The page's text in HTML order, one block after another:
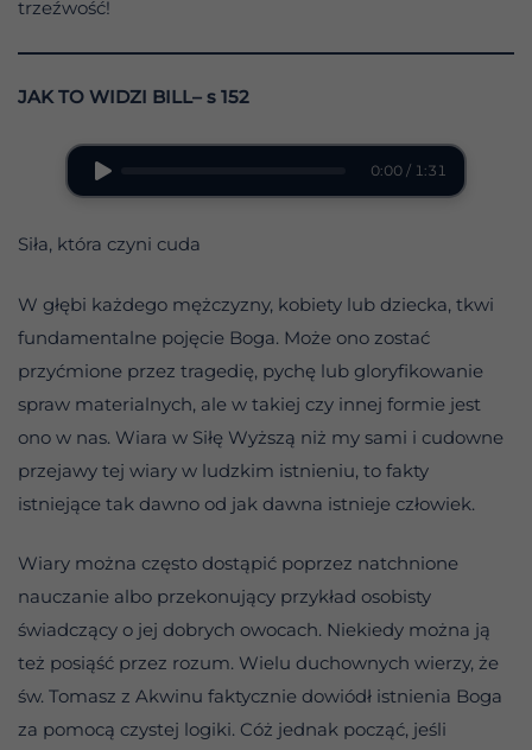
trzeźwość!
JAK TO WIDZI BILL– s 152
0:00 / 1:31
Siła, która czyni cuda
W głębi każdego mężczyzny, kobiety lub dziecka, tkwi
fundamentalne pojęcie Boga. Może ono zostać
przyćmione przez tragedię, pychę lub gloryfikowanie
spraw materialnych, ale w takiej czy innej formie jest
ono w nas. Wiara w Siłę Wyższą niż my sami i cudowne
przejawy tej wiary w ludzkim istnieniu, to fakty
istniejące tak dawno od jak dawna istnieje człowiek.
Wiary można często dostąpić poprzez natchnione
nauczanie albo przekonujący przykład osobisty
świadczący o jej dobrych owocach. Niekiedy można ją
też posiąść przez rozum. Wielu duchownych wierzy, że
św. Tomasz z Akwinu faktycznie dowiódł istnienia Boga
za pomocą czystej logiki. Cóż jednak począć, jeśli